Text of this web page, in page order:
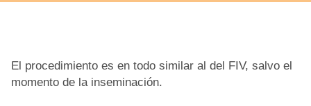
El procedimiento es en todo similar al del FIV, salvo el
momento de la inseminación.